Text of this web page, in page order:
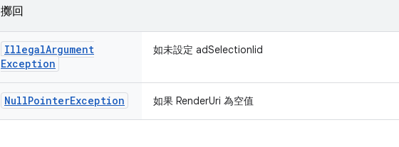
擲回
IllegalArgument
Exception
如未設定 adSelectionIid
NullPointerException 如果 RenderUri 為空值